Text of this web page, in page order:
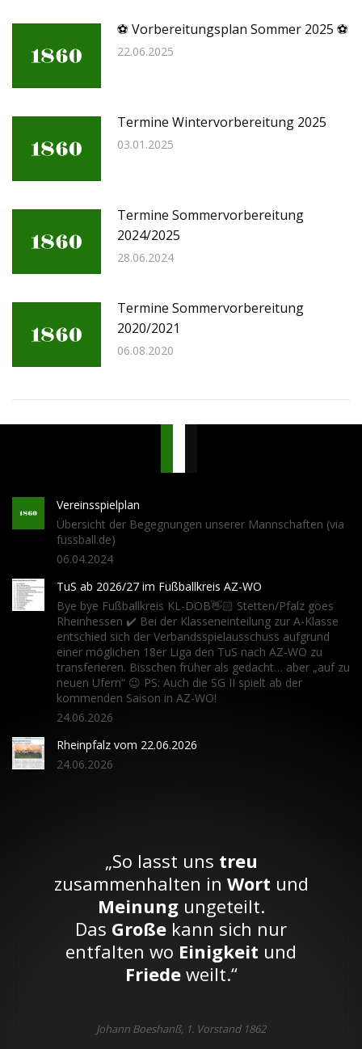
⚽ Vorbereitungsplan Sommer 2025 ⚽
22.06.2025
Termine Wintervorbereitung 2025
03.01.2025
Termine Sommervorbereitung
2024/2025
28.06.2024
Termine Sommervorbereitung
2020/2021
06.08.2020
Vereinsspielplan
Übersicht der Begegnungen unserer Mannschaften (via
fussball.de)
06.04.2024
TuS ab 2026/27 im Fußballkreis AZ-WO
Bye bye Fußballkreis KL-DOB👋🏻 Stetten/Pfalz goes
Rheinhessen ✔️ Bei der Klasseneinteilung zur A-Klasse
entschied sich der Verbandsspielausschuss aufgrund
einer möglichen 18er Liga den TuS nach AZ-WO zu
transferieren. Bisschen früher als gedacht… aber „auf zu
neuen Ufern“ 😉 PS: Auch die SG II spielt ab der
kommenden Saison in AZ-WO!
24.06.2026
Rheinpfalz vom 22.06.2026
24.06.2026
„So lasst uns treu
zusammenhalten in Wort und
Meinungungeteilt.
Das Große kann sich nur
entfalten wo Einigkeit und
Friedeweilt.“
Johann Boeshanß, 1. Vorstand 1862